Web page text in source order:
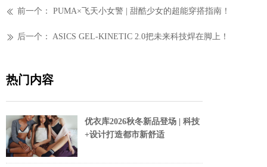
ꅃ 前一个： PUMA×飞天小女警 | 甜酷少女的超能穿搭指南！
ꅀ 后一个： ASICS GEL-KINETIC 2.0把未来科技焊在脚上！
热门内容
优衣库2026秋冬新品登场 | 科技
+设计打造都市新舒适